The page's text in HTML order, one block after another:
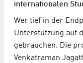
internationalen
Wer tief in der
Unterstützung auf
gebrauchen. Die
Venkatraman